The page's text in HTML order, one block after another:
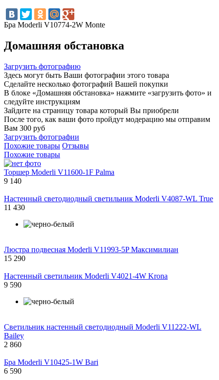
Бра Moderli V10774-2W Monte
Домашняя обстановка
Загрузить фотографию
Здесь могут быть Ваши фотографии этого товара
Сделайте несколько фотографий Вашей покупки
В блоке «Домашняя обстановка» нажмите «загрузить фото» и
следуйте инструкциям
Зайдите на страницу товара который Вы приобрели
После того, как ваши фото пройдут модерацию мы отправим
Вам 300 руб
Загрузить фотографии
Похожие товары Отзывы
Похожие товары
Торшер Moderli V11600-1F Palma
9 140
Настенный светодиодный светильник Moderli V4087-WL True
11 430
Люстра подвесная Moderli V11993-5P Максимилиан
15 290
Настенный светильник Moderli V4021-4W Krona
9 590
Светильник настенный светодиодный Moderli V11222-WL
Bailey
2 860
Бра Moderli V10425-1W Bari
6 590